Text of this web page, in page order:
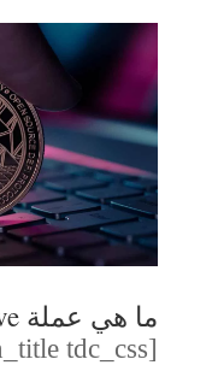
ما هي عملة Aave؟